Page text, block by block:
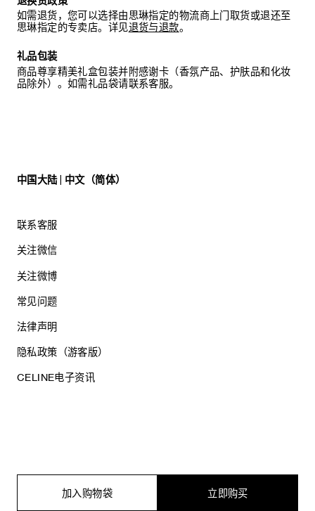
立即购买
加入购物袋
如需退货，您可以选择由思琳指定的物流商上门取货或退还至
思琳指定的专卖店。详见退货与退款。
礼品包装
商品尊享精美礼盒包装并附感谢卡（香氛产品、护肤品和化妆
品除外）。如需礼品袋请联系客服。
中国大陆 | 中文（简体）
联系客服
关注微信
关注微博
常见问题
法律声明
隐私政策（游客版）
CELINE电子资讯
思琳商贸（上海）有限公司
沪公网安备 31010602005569
电子营业执照